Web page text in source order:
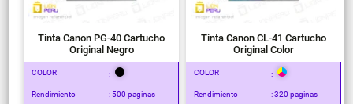
Tinta Canon PG-40 Cartucho
Original Negro
COLOR :
Rendimiento : 500 paginas
Tinta Canon CL-41 Cartucho
Original Color
COLOR :
Rendimiento : 320 paginas